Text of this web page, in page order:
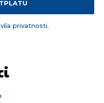
privatnosti.